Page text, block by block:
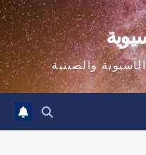
والصينية